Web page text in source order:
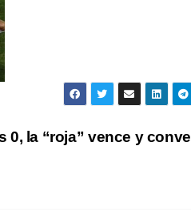
0, la “roja” vence y